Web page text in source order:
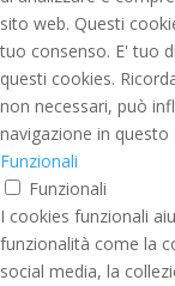
sito web. Questi
tuo consenso. E' tuo
questi cookies.
non necessari, può
navigazione in questo
Funzionali
Funzionali
I cookies funzionali
funzionalità come la
social media, la